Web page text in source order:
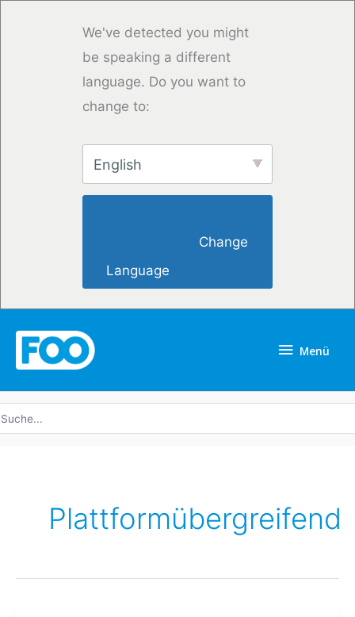
We've detected you might
be speaking a different
language. Do you want to
change to:
English
Language
Menü
Plattformübergreifend